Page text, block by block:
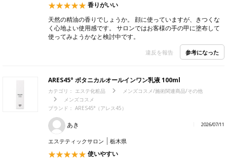
香りがいい
天然の精油の香りでしょうか。 顔に使っていますが、きつくな
く心地よい使用感です。 サロンではお客様の手の甲に塗布して
使ってみようかなと検討中です。
違反を報告 参考になった
ARES45° ボタニカルオールインワン乳液 100ml
カテゴリ： エステ化粧品
メンズコスメ/施術関連商品/その他
メンズコスメ
ブランド： ARES45°（アレス45）
あき 2026/07/11
エステティックサロン 栃木県
使いやすい